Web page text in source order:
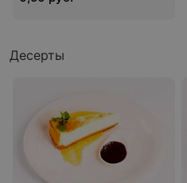
Десерты